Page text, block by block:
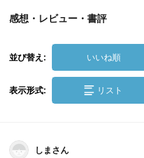
感想・レビュー・書評
並び替え: いいね順
表示形式: リスト
しまさん